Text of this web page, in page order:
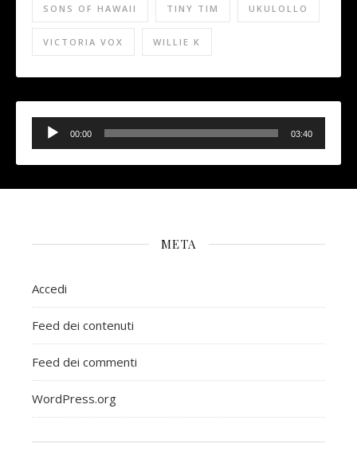
SONS OF HAWAII TINY TIM UKULOLLO
VICTORIA VOX WILLIE K
Audio
Player
00:00 03:40
META
Accedi
Feed dei contenuti
Feed dei commenti
WordPress.org